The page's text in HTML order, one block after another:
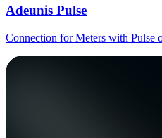
Adeunis Pulse
Connection for Meters with